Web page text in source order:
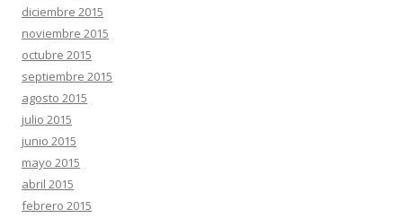
diciembre 2015
noviembre 2015
octubre 2015
septiembre 2015
agosto 2015
julio 2015
junio 2015
mayo 2015
abril 2015
febrero 2015